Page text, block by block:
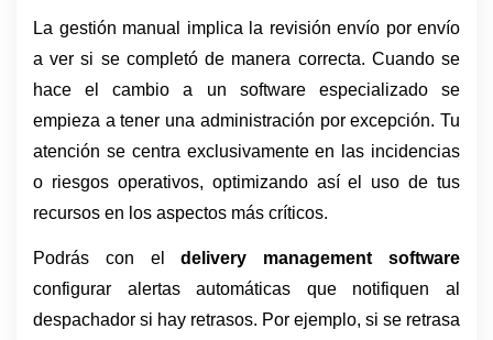
La gestión manual implica la revisión envío por envío
a ver si se completó de manera correcta. Cuando se
hace el cambio a un software especializado se
empieza a tener una administración por excepción. Tu
atención se centra exclusivamente en las incidencias
o riesgos operativos, optimizando así el uso de tus
recursos en los aspectos más críticos.
Podrás con el
configurar alertas automáticas que notifiquen al
despachador si hay retrasos. Por ejemplo, si se retrasa